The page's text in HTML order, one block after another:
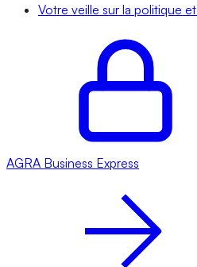
Votre veille sur la politique
AGRA Business Express